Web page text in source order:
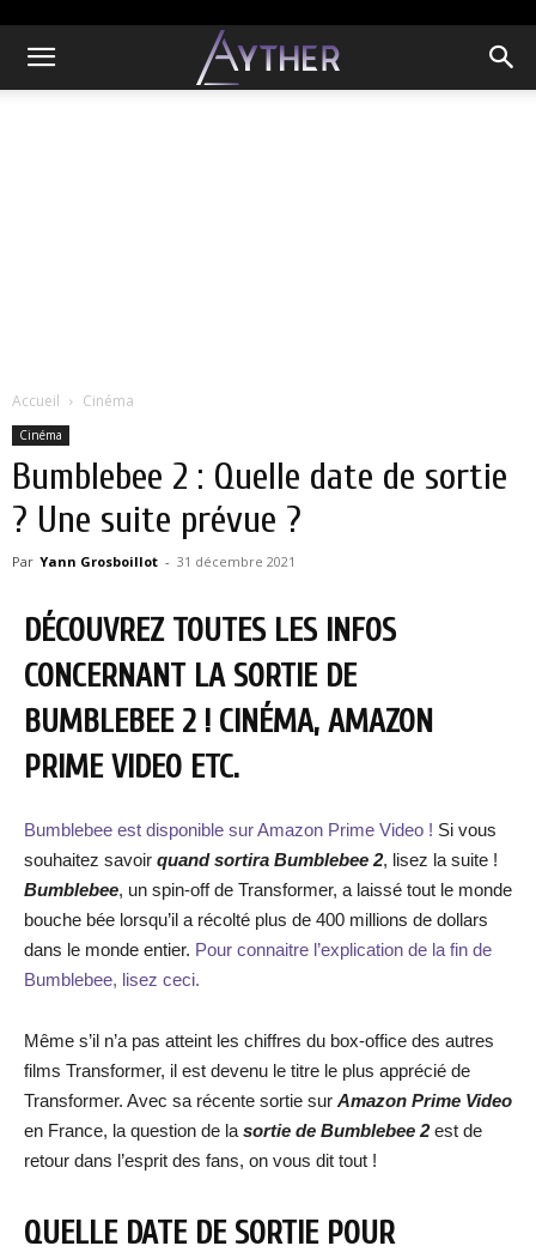
Accueil Cinéma
Cinéma
Bumblebee 2 : Quelle date de sortie
? Une suite prévue ?
Par Yann Grosboillot - 31 décembre 2021
DÉCOUVREZ TOUTES LES INFOS
CONCERNANT LA SORTIE DE
BUMBLEBEE 2 ! CINÉMA, AMAZON
PRIME VIDEO ETC.
Bumblebee est disponible sur Amazon Prime Video ! Si vous
souhaitez savoir quand sortira Bumblebee 2, lisez la suite !
Bumblebee, un spin-off de Transformer, a laissé tout le monde
bouche bée lorsqu’il a récolté plus de 400 millions de dollars
dans le monde entier. Pour connaitre l’explication de la fin de
Bumblebee, lisez ceci.
Même s’il n’a pas atteint les chiffres du box-office des autres
films Transformer, il est devenu le titre le plus apprécié de
Transformer. Avec sa récente sortie sur Amazon Prime Video
en France, la question de la sortie de Bumblebee 2est de
retour dans l’esprit des fans, on vous dit tout !
QUELLE DATE DE SORTIE POUR